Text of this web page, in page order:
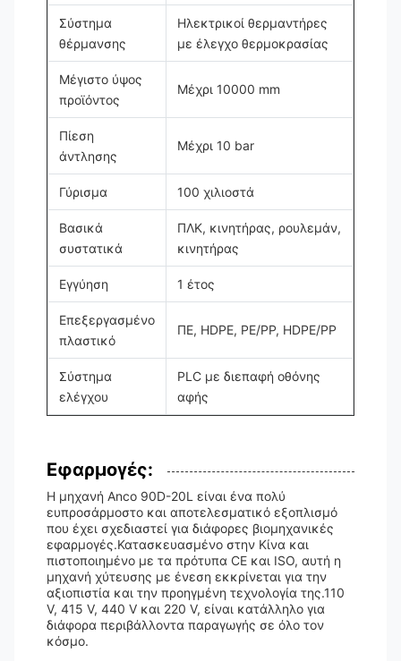
Σύστημα
θέρμανσης
Ηλεκτρικοί θερμαντήρες
με έλεγχο θερμοκρασίας
Μέγιστο ύψος
προϊόντος
Μέχρι 10000 mm
Πίεση
άντλησης
Μέχρι 10 bar
Γύρισμα 100 χιλιοστά
Βασικά
συστατικά
ΠΛΚ, κινητήρας, ρουλεμάν,
κινητήρας
Εγγύηση 1 έτος
Επεξεργασμένο
πλαστικό
ΠΕ, HDPE, PE/PP, HDPE/PP
Σύστημα
ελέγχου
PLC με διεπαφή οθόνης
αφής
Εφαρμογές:
Η μηχανή Anco 90D-20L είναι ένα πολύ
ευπροσάρμοστο και αποτελεσματικό εξοπλισμό
που έχει σχεδιαστεί για διάφορες βιομηχανικές
εφαρμογές.Κατασκευασμένο στην Κίνα και
πιστοποιημένο με τα πρότυπα CE και ISO, αυτή η
μηχανή χύτευσης με ένεση εκκρίνεται για την
αξιοπιστία και την προηγμένη τεχνολογία της.110
V, 415 V, 440 V και 220 V, είναι κατάλληλο για
διάφορα περιβάλλοντα παραγωγής σε όλο τον
κόσμο.